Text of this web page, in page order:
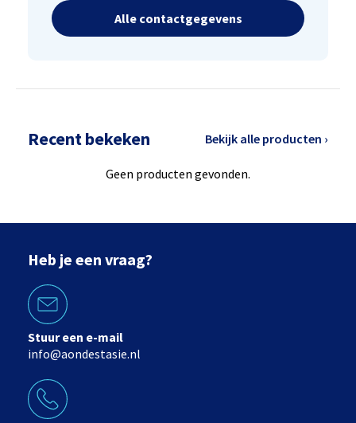
Alle contactgegevens
Recent bekeken Bekijk alle producten ›
Geen producten gevonden.
Heb je een vraag?
Stuur een e-mail
info@aondestasie.nl